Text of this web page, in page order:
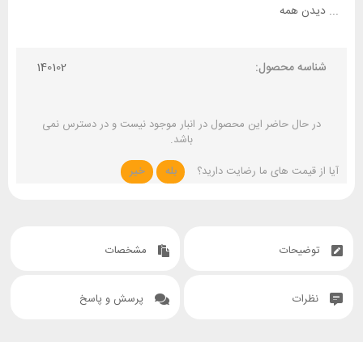
... دیدن همه
شناسه محصول: 140102
در حال حاضر این محصول در انبار موجود نیست و در دسترس نمی
باشد.
آیا از قیمت های ما رضایت دارید؟
بله خیر
توضیحات مشخصات
نظرات پرسش و پاسخ